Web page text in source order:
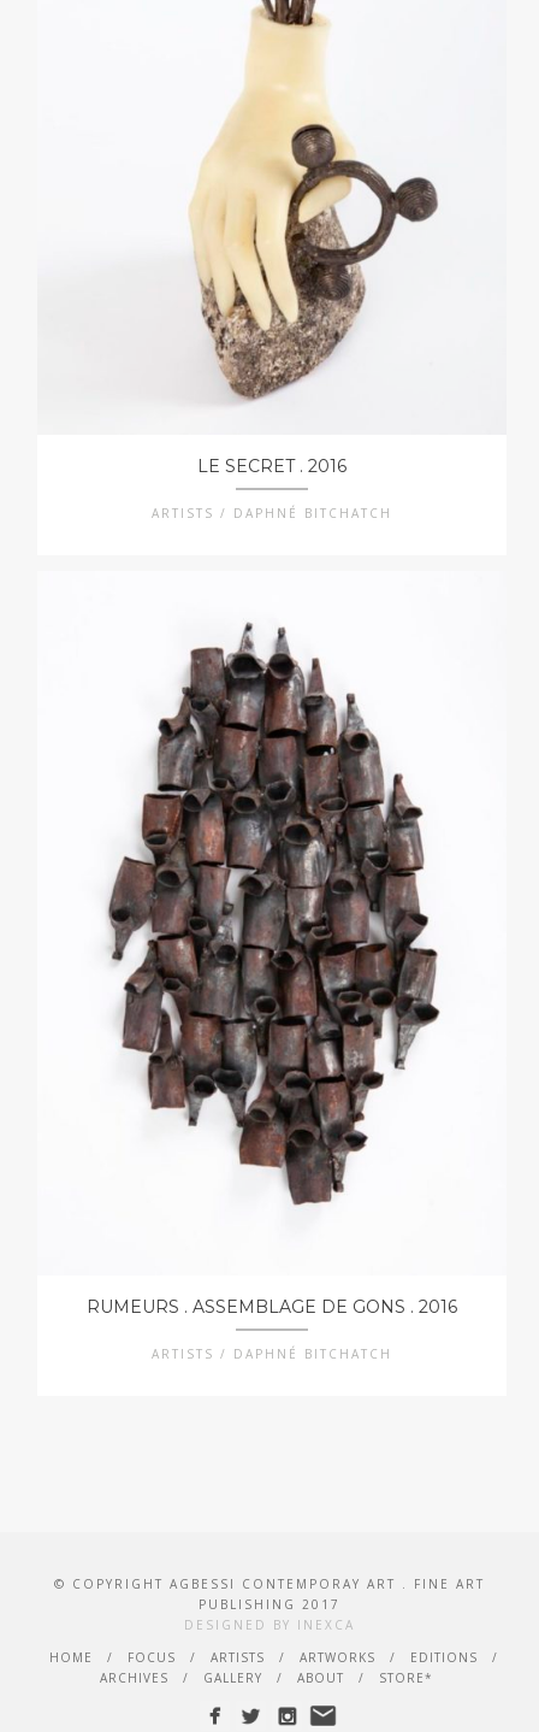
LE SECRET . 2016
ARTISTS / DAPHNÉ BITCHATCH
RUMEURS . ASSEMBLAGE DE GONS . 2016
ARTISTS / DAPHNÉ BITCHATCH
© COPYRIGHT AGBESSI CONTEMPORAY ART . FINE ART
PUBLISHING 2017
DESIGNED BY INEXCA
HOME
FOCUS ARTISTS ARTWORKS
EDITIONS
ARCHIVES
GALLERY ABOUT STORE*